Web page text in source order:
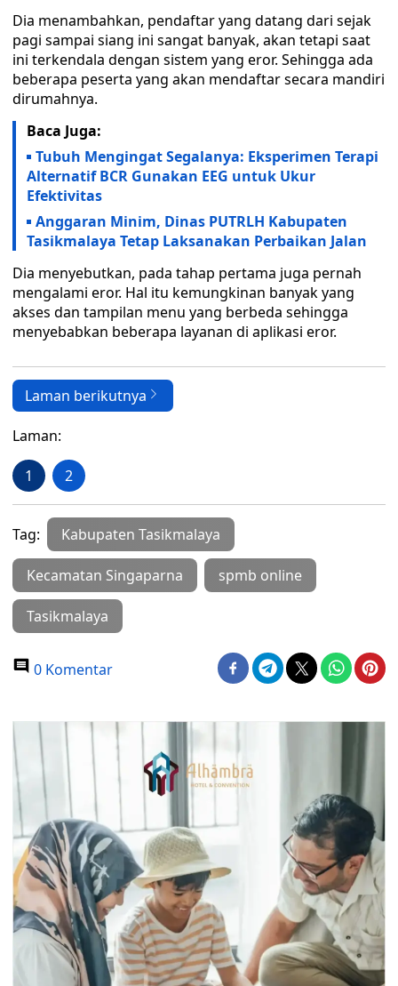
Dia menambahkan, pendaftar yang datang dari sejak
pagi sampai siang ini sangat banyak, akan tetapi saat
ini terkendala dengan sistem yang eror. Sehingga ada
beberapa peserta yang akan mendaftar secara mandiri
dirumahnya.
Baca Juga:
Tubuh Mengingat Segalanya: Eksperimen Terapi
Alternatif BCR Gunakan EEG untuk Ukur
Efektivitas
Anggaran Minim, Dinas PUTRLH Kabupaten
Tasikmalaya Tetap Laksanakan Perbaikan Jalan
Dia menyebutkan, pada tahap pertama juga pernah
mengalami eror. Hal itu kemungkinan banyak yang
akses dan tampilan menu yang berbeda sehingga
menyebabkan beberapa layanan di aplikasi eror.
Laman berikutnya
Laman:
1 2
Tag: Kabupaten Tasikmalaya
Kecamatan Singaparna spmb online
Tasikmalaya
0 Komentar